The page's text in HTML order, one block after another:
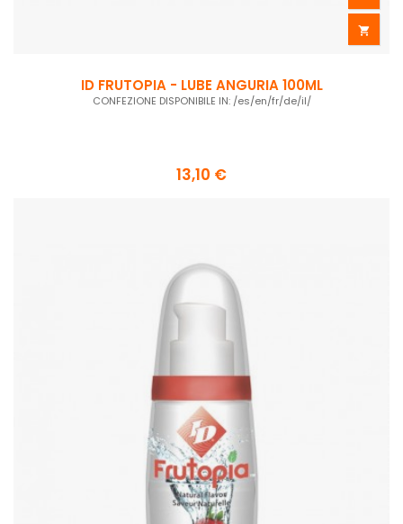

ID FRUTOPIA - LUBE ANGURIA 100ML
CONFEZIONE DISPONIBILE IN: /es/en/fr/de/il/
13,10 €